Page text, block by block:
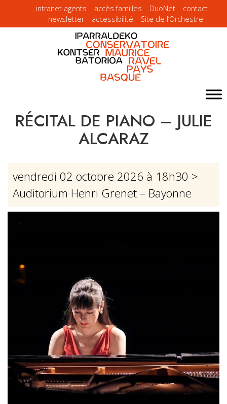
intranet agents accès familles DuoNet
contact
newsletter
accessibilité Site de l’Orchestre
RÉCITAL DE PIANO – JULIE
ALCARAZ
vendredi 02 octobre 2026 à 18h30 >
Auditorium Henri Grenet – Bayonne